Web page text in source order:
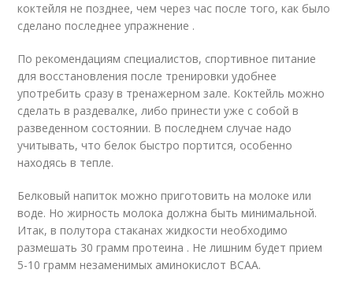
коктейля не позднее, чем через час после того, как было
сделано последнее упражнение .
По рекомендациям специалистов, спортивное питание
для восстановления после тренировки удобнее
употребить сразу в тренажерном зале. Коктейль можно
сделать в раздевалке, либо принести уже с собой в
разведенном состоянии. В последнем случае надо
учитывать, что белок быстро портится, особенно
находясь в тепле.
Белковый напиток можно приготовить на молоке или
воде. Но жирность молока должна быть минимальной.
Итак, в полутора стаканах жидкости необходимо
размешать 30 грамм протеина . Не лишним будет прием
5-10 грамм незаменимых аминокислот BCAA.